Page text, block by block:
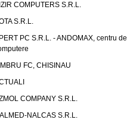
COMPUTERS S.R.L.
S.R.L.
PC S.R.L. - ANDOMAX, centru de
FC, CHISINAU
COMPANY S.R.L.
NALCAS S.R.L.